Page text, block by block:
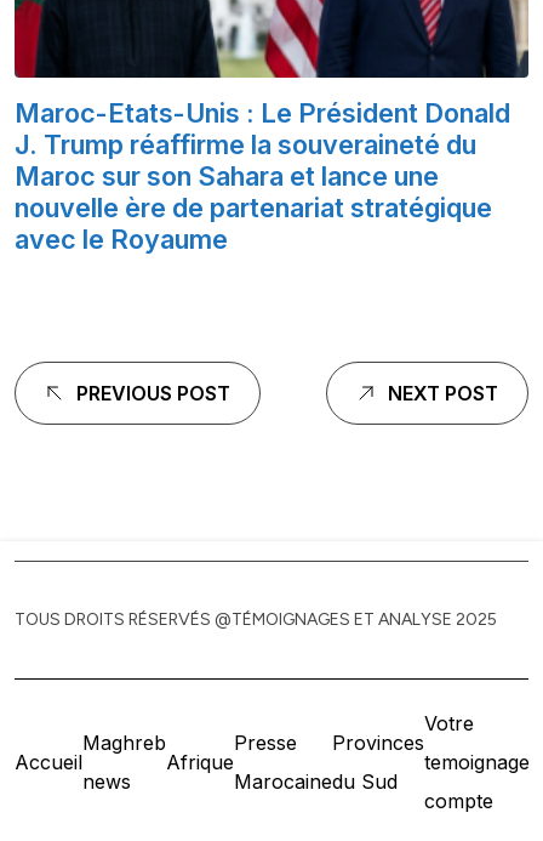
Maroc-Etats-Unis : Le Président Donald
J. Trump réaffirme la souveraineté du
Maroc sur son Sahara et lance une
nouvelle ère de partenariat stratégique
avec le Royaume
Navigation
de
PREVIOUS POST NEXT POST
TOUS DROITS RÉSERVÉS @TÉMOIGNAGES ET ANALYSE 2025
Accueil
Maghreb
news
Afrique
Presse
Marocaine
Provinces
du Sud
Votre
temoignage
compte